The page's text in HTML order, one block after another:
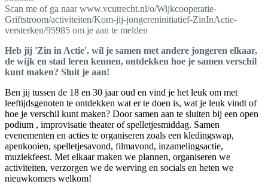
Scan me of ga naar www.vcutrecht.nl/o/Wijkcooperatie-
Griftstroom/activiteiten/Kom-jij-jongereninitiatief-ZinInActie-
versterken/95985 om je aan te melden
Heb jij 'Zin in Actie', wil je samen met andere jongeren elkaar,
de wijk en stad leren kennen, ontdekken hoe je samen verschil
kunt maken? Sluit je aan!
Ben jij tussen de 18 en 30 jaar oud en vind je het leuk om met
leeftijdsgenoten te ontdekken wat er te doen is, wat je leuk vindt of
hoe je verschil kunt maken? Door samen aan te sluiten bij een open
podium , improvisatie theater of spelletjesmiddag. Samen
evenementen en acties te organiseren zoals een kledingswap,
apenkooien, spelletjesavond, filmavond, inzamelingsactie,
muziekfeest. Met elkaar maken we plannen, organiseren we
activiteiten, verzorgen we de werving en socials en heten we
nieuwkomers welkom!